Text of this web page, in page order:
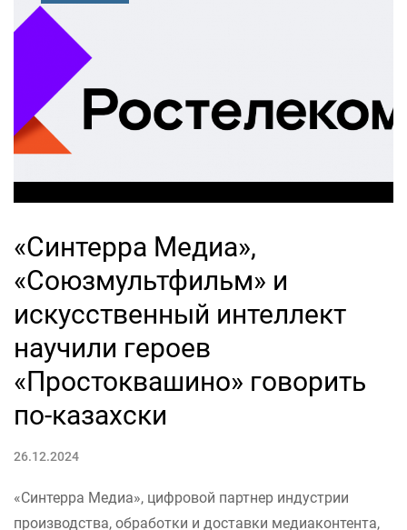
«Синтерра Медиа»,
«Союзмультфильм» и
искусственный интеллект
научили героев
«Простоквашино» говорить
по-казахски
26.12.2024
«Синтерра Медиа», цифровой партнер индустрии
производства, обработки и доставки медиаконтента,